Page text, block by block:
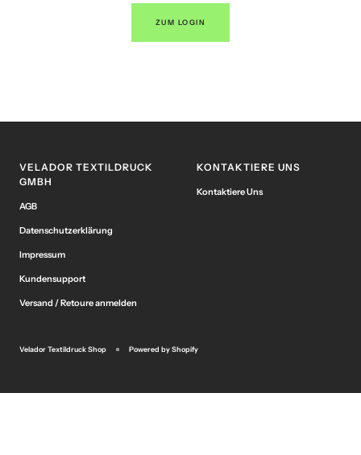
ZUM LOGIN
VELADOR TEXTILDRUCK
GMBH
AGB
Datenschutzerklärung
Impressum
Kundensupport
Versand / Retoure anmelden
KONTAKTIERE UNS
Kontaktiere Uns
Velador Textildruck Shop Powered by Shopify